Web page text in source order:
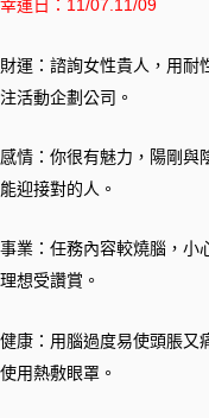
幸運日：11/07.11/09
財運：諮詢女性貴人，用耐
注活動企劃公司。
感情：你很有魅力，陽剛與
能迎接對的人。
事業：任務內容較燒腦，小
理想受讚賞。
健康：用腦過度易使頭脹又
使用熱敷眼罩。